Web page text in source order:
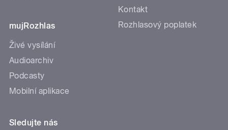
mujRozhlas
Živé vysílání
Audioarchiv
Podcasty
Mobilní aplikace
Kontakt
Rozhlasový poplatek
Sledujte nás